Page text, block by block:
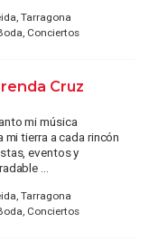
Tarragona
Conciertos
Cruz
mi música
mi tierra a cada rincón
eventos y
...
Tarragona
Conciertos